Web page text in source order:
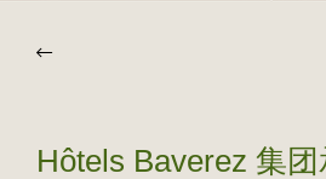
Hôtels Baverez 集